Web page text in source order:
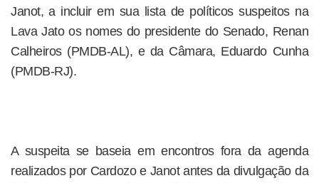
Janot, a incluir em sua lista de políticos suspeitos na
Lava Jato os nomes do presidente do Senado, Renan
Calheiros (PMDB-AL), e da Câmara, Eduardo Cunha
(PMDB-RJ).
A suspeita se baseia em encontros fora da agenda
realizados por Cardozo e Janot antes da divulgação da